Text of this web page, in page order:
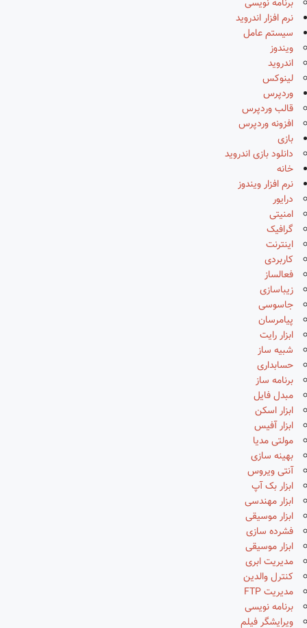
برنامه نویسی
نرم افزار اندروید
سیستم عامل
ویندوز
اندروید
لینوکس
وردپرس
قالب وردپرس
افزونه وردپرس
بازی
دانلود بازی اندروید
خانه
نرم افزار ویندوز
درایور
امنیتی
گرافیک
اینترنت
کاربردی
فعالساز
زیباسازی
جاسوسی
پیامرسان
ابزار رایت
شبیه ساز
حسابداری
برنامه ساز
مبدل فایل
ابزار اسکن
ابزار آفیس
مولتی مدیا
بهینه سازی
آنتی ویروس
ابزار بک آپ
ابزار مهندسی
ابزار موسیقی
فشرده سازی
ابزار موسیقی
مدیریت ابری
کنترل والدین
مدیریت FTP
برنامه نویسی
ویرایشگر فیلم